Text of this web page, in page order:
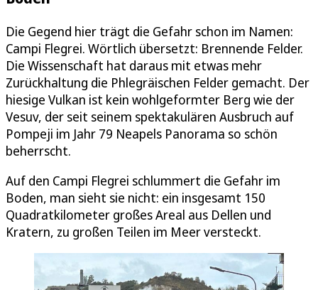
Die Gegend hier trägt die Gefahr schon im Namen:
Campi Flegrei. Wörtlich übersetzt: Brennende Felder.
Die Wissenschaft hat daraus mit etwas mehr
Zurückhaltung die Phlegräischen Felder gemacht. Der
hiesige Vulkan ist kein wohlgeformter Berg wie der
Vesuv, der seit seinem spektakulären Ausbruch auf
Pompeji im Jahr 79 Neapels Panorama so schön
beherrscht.
Auf den Campi Flegrei schlummert die Gefahr im
Boden, man sieht sie nicht: ein insgesamt 150
Quadratkilometer großes Areal aus Dellen und
Kratern, zu großen Teilen im Meer versteckt.